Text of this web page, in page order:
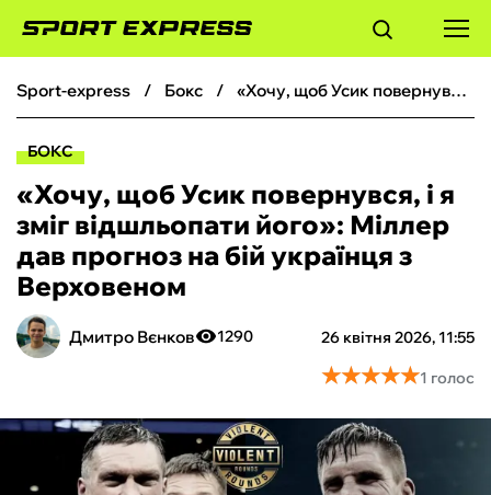
ФУТБОЛ
БОКС
ХОКЕЙ
ТЕНІС
КІБЕРСПОРТ
ЧС-2026
sport-express бокс «Хочу, щоб Усик повернувся, і я зміг відшльопати його»: Міллер дав прогноз на бій українця з Верховеном
БОКС
«Хочу, щоб Усик повернувся, і я
зміг відшльопати його»: Міллер
дав прогноз на бій українця з
Верховеном
Дмитро Вєнков 26 квітня 2026, 11:55
1290
★★★★★
★★★★★1 голос